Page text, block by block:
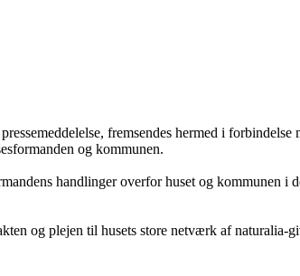
fremsendes hermed i
og kommunen.
handlinger overfor huset og kommunen i
og plejen til husets store netværk af naturalia-